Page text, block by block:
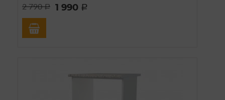
2 790a 1 990 a